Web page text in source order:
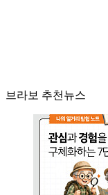
브라보 추천뉴스